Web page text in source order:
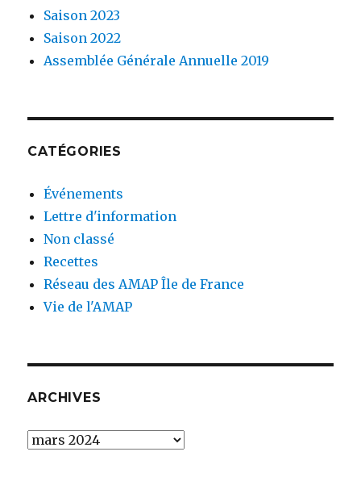
Saison 2023
Saison 2022
Assemblée Générale Annuelle 2019
CATÉGORIES
Événements
Lettre d'information
Non classé
Recettes
Réseau des AMAP Île de France
Vie de l'AMAP
ARCHIVES
Archives